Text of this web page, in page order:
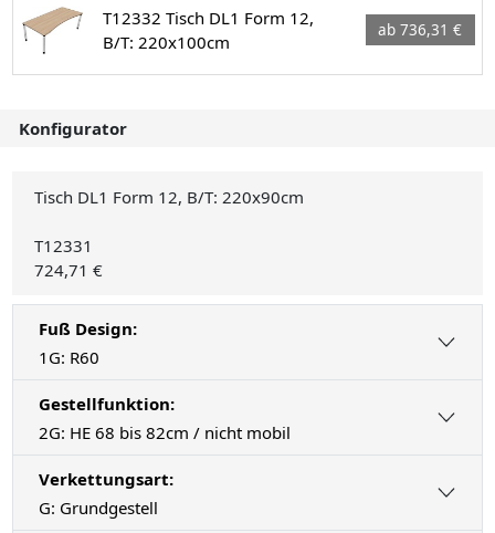
T12332 Tisch DL1 Form 12,
B/T: 220x100cm
ab 736,31 €
Konfigurator
Tisch DL1 Form 12, B/T: 220x90cm
T12331
724,71 €
Fuß Design:
1G: R60
Gestellfunktion:
2G: HE 68 bis 82cm / nicht mobil
Verkettungsart:
G: Grundgestell